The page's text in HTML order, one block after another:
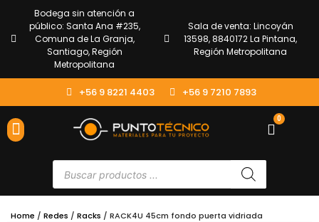
Bodega sin atención a
público: Santa Ana #235,
Comuna de La Granja,
Santiago, Región
Metropolitana
Sala de venta: Lincoyán
13598, 8840172 La Pintana,
Región Metropolitana
+56 9 8221 4403 +56 9 7210 7893
0
Home / Redes / Racks / RACK4U 45cm fondo puerta vidriada